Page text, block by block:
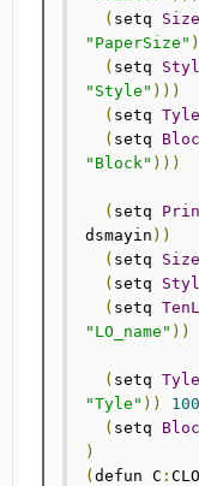
( setq Size
"PaperSize"
( setq
"Style" )))
( setq Tyle
( setq
"Block" )))
( setq
dsmayin ))
( setq
( setq
( setq
"LO_name" ))
( setq
"Tyle" ))
( setq
)
(defun C :